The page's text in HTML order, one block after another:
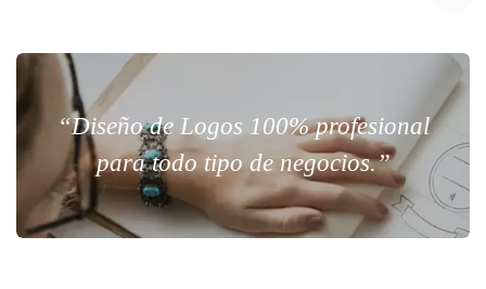
“Diseño de Logos 100% profesional
para todo tipo de negocios.”